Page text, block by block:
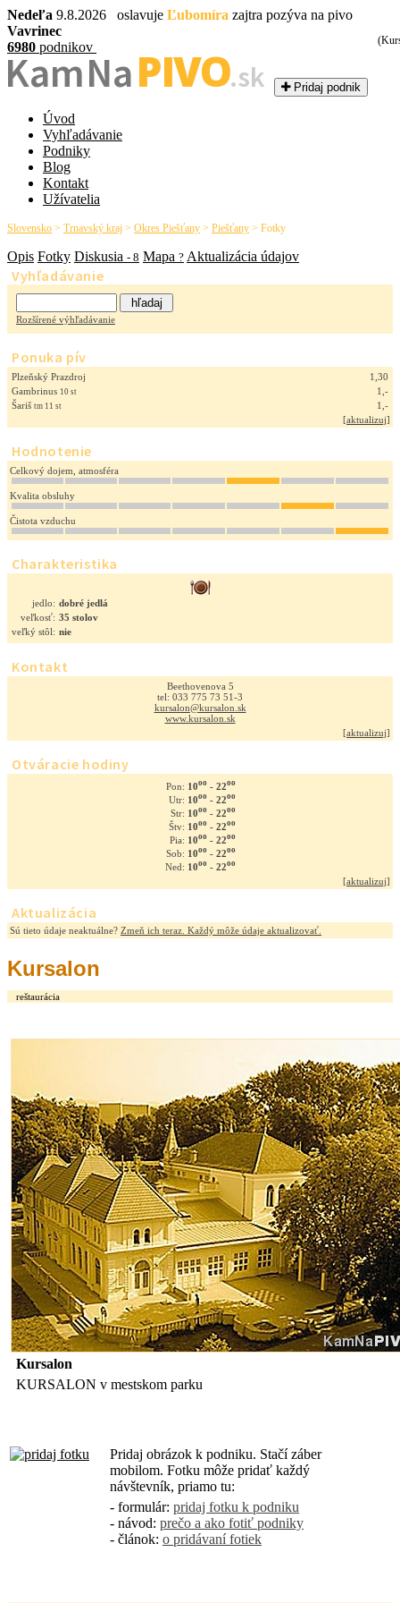
Nedeľa 9.8.2026 oslavuje Ľubomíra zajtra pozýva na pivo
Vavrinec
6980 podnikov
Kam NaPIVO.sk Pridaj podnik
Úvod
Vyhľadávanie
Podniky
Blog
Kontakt
Užívatelia
Slovensko > Trnavský kraj > Okres Piešťany > Piešťany > Fotky
Opis Fotky Diskusia - 8 Mapa ? Aktualizácia údajov
Vyhľadávanie
Rozšírené výhľadávanie
Ponuka pív
Plzeňský Prazdroj
1,30
Gambrinus 10 st
1,-
Šariš tm 11 st
1,-
[aktualizuj]
Hodnotenie
Celkový dojem, atmosféra
Kvalita obsluhy
Čistota vzduchu
Charakteristika
jedlo: dobré jedlá
veľkosť: 35 stolov
veľký stôl: nie
Kontakt
Beethovenova 5
tel: 033 775 73 51-3
kursalon@kursalon.sk
www.kursalon.sk
[aktualizuj]
Otváracie hodiny
Pon: 10oo- 22oo
Utr: 10oo- 22oo
Str: 10oo- 22oo
Štv: 10oo- 22oo
Pia: 10oo- 22oo
Sob: 10oo- 22oo
Ned: 10oo- 22oo
[aktualizuj]
Aktualizácia
Sú tieto údaje neaktuálne? Zmeň ich teraz. Každý môže údaje aktualizovať.
Kursalon
reštaurácia
Kursalon
KURSALON v mestskom parku
Pridaj obrázok k podniku. Stačí záber
mobilom. Fotku môže pridať každý
návštevník, priamo tu:
- formulár: pridaj fotku k podniku
- návod: prečo a ako fotiť podniky
- článok: o pridávaní fotiek